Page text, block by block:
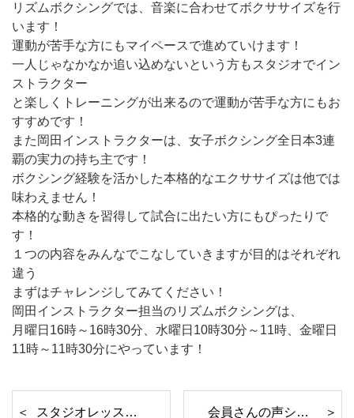
リズムボクシングでは、音楽に合わせてボクササイズを行
います！
運動が苦手な方にもマイペースで進めていけます！
一人じゃなかなか追い込めないという方もスタジオでイン
ストラクター
と楽しくトレーニングが出来るので運動が苦手な方にもお
すすめです！
また岡田インストラクターは、女子ボクシング全日本3連
覇の実力の持ち主です！
ボクシング経験を活かした本格的なエクササイズは他では
味わえません！
本格的な動きを習得して試合に出たい方にもぴったりで
す！
１つの内容をみんなでこなしていきますが目的はそれぞれ
違う
まずはチャレンジしてみてください！
岡田インストラクター担当のリズムボクシングは、
月曜日16時～16時30分、水曜日10時30分～11時、金曜日
11時～11時30分にやっています！
スタジオレッスン紹介⓵ 会員さんの声シリーズ21